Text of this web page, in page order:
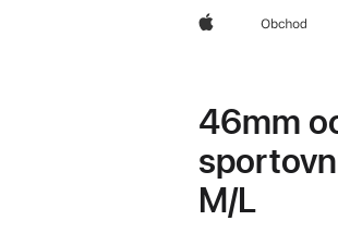
AppleObchod
46mm
M/L